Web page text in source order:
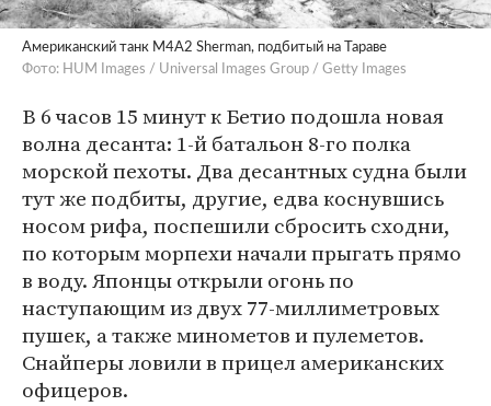
Американский танк M4A2 Sherman, подбитый на Тараве
Фото: HUM Images / Universal Images Group / Getty Images
В 6 часов 15 минут к Бетио подошла новая
волна десанта: 1-й батальон 8-го полка
морской пехоты. Два десантных судна были
тут же подбиты, другие, едва коснувшись
носом рифа, поспешили сбросить сходни,
по которым морпехи начали прыгать прямо
в воду. Японцы открыли огонь по
наступающим из двух 77-миллиметровых
пушек, а также минометов и пулеметов.
Снайперы ловили в прицел американских
офицеров.